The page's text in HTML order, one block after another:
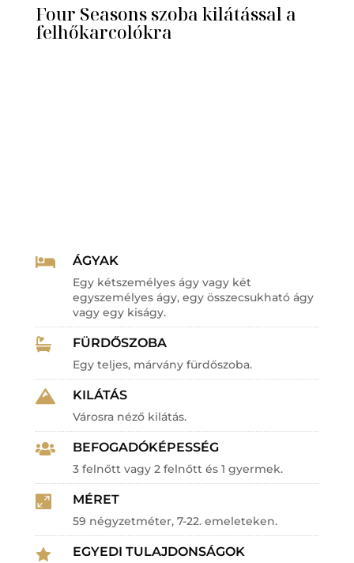
Four Seasons szoba kilátással a
felhőkarcolókra
 ÁGYAK
Egy kétszemélyes ágy vagy két
egyszemélyes ágy, egy összecsukható ágy
vagy egy kiságy.
 FÜRDŐSZOBA
Egy teljes, márvány fürdőszoba.
 KILÁTÁS
Városra néző kilátás.
 BEFOGADÓKÉPESSÉG
3 felnőtt vagy 2 felnőtt és 1 gyermek.
 MÉRET
59 négyzetméter, 7-22. emeleteken.
 EGYEDI TULAJDONSÁGOK